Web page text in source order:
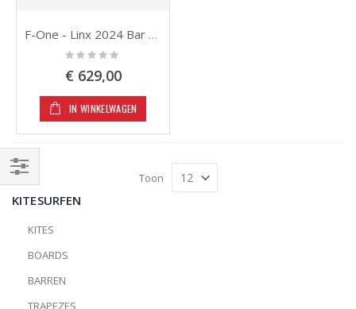
F-One - Linx 2024 Bar 52/45cm
Rating:
0%
€ 629,00
IN WINKELWAGEN
Toon
KITESURFEN
KITES
BOARDS
BARREN
TRAPEZES
Filteren